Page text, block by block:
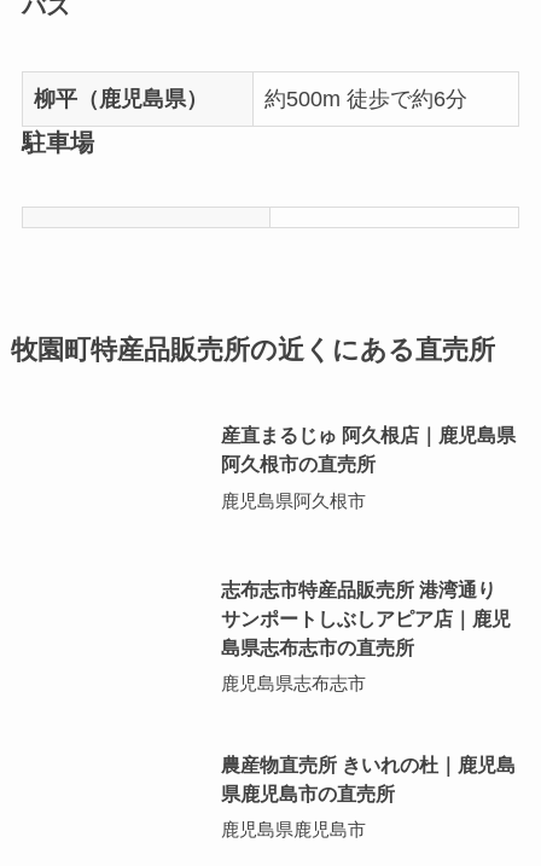
バス
柳平（鹿児島県） 約500m 徒歩で約6分
駐車場
牧園町特産品販売所の近くにある直売所
産直まるじゅ 阿久根店｜鹿児島県
阿久根市の直売所
鹿児島県阿久根市
志布志市特産品販売所 港湾通り
サンポートしぶしアピア店｜鹿児
島県志布志市の直売所
鹿児島県志布志市
農産物直売所 きいれの杜｜鹿児島
県鹿児島市の直売所
鹿児島県鹿児島市